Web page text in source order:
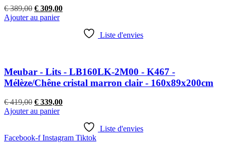
€389,00 Le
prix
€ 309,00Le
Ajouter au panier
Liste d'envies
Meubar - Lits - LB160LK-2M00 - K467 -
Mélèze/Chêne cristal marron clair - 160x89x200cm
€419,00 Le
prix
€ 419,00.
€ 339,00Le
€ 339,00.
Ajouter au panier
Liste d'envies
Facebook-f Instagram Tiktok